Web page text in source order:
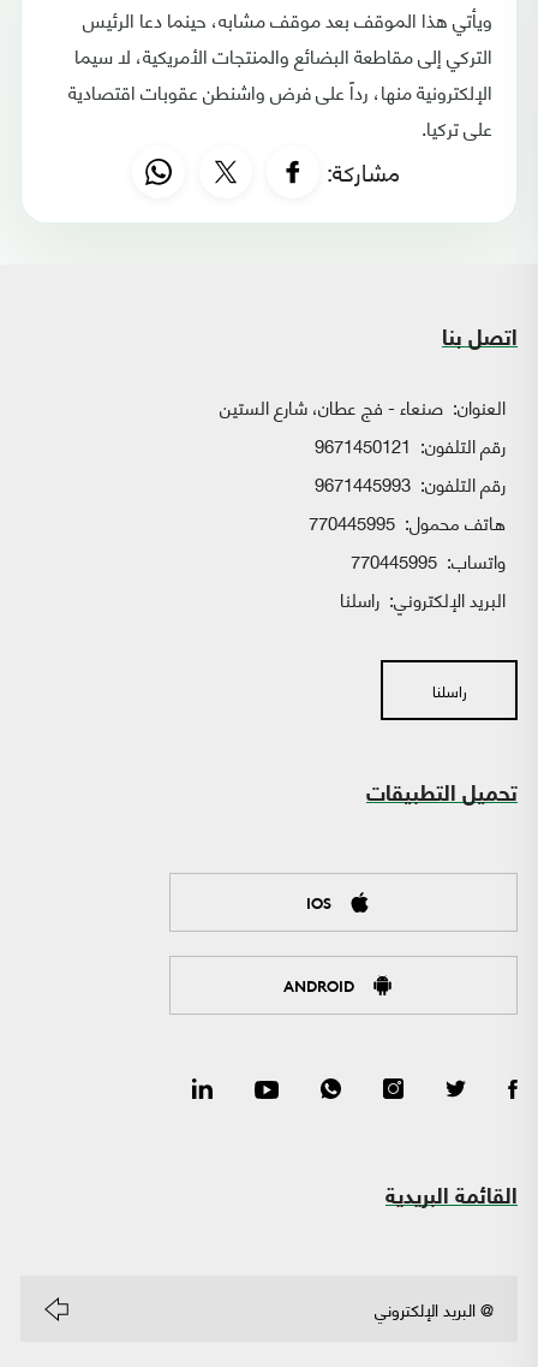
ويأتي هذا الموقف بعد موقف مشابه، حينما دعا الرئيس
التركي إلى مقاطعة البضائع والمنتجات الأمريكية، لا سيما
الإلكترونية منها، رداً على فرض واشنطن عقوبات اقتصادية
على تركيا.
مشاركة:
اتصل بنا
العنوان: صنعاء - فج عطان، شارع الستين
رقم التلفون: 9671450121
رقم التلفون: 9671445993
هاتف محمول: 770445995
واتساب:
البريد الإلكتروني: راسلنا
راسلنا
تحميل التطبيقات
IOS
ANDROID
القائمة البريدية